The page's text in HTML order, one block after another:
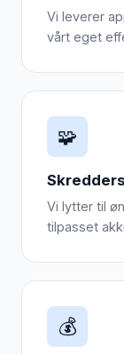
Vi leverer
vårt eget
🧩
Vi lytter til
tilpasset
💰